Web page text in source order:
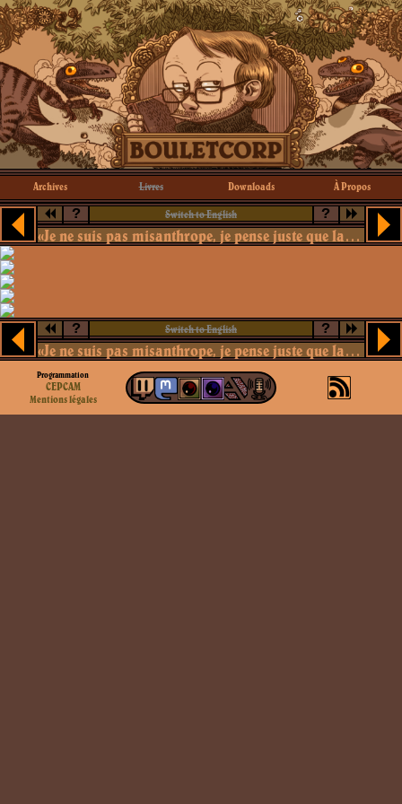
Archives Livres Downloads À Propos
? Switch to English ?
«Je ne suis pas misanthrope, je pense juste que la plupart des eucaryotes sont des connards»
? Switch to English ?
«Je ne suis pas misanthrope, je pense juste que la plupart des eucaryotes sont des connards»
Programmation
CEPCAM
Mentions légales